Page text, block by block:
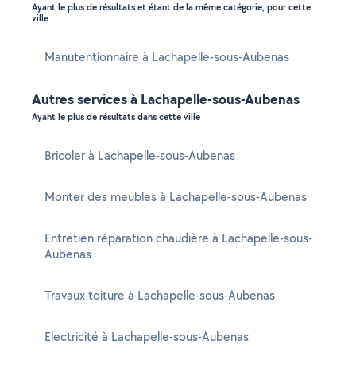
Ayant le plus de résultats et étant de la même catégorie, pour cette
ville
Manutentionnaire à Lachapelle-sous-Aubenas
Autres services à Lachapelle-sous-Aubenas
Ayant le plus de résultats dans cette ville
Bricoler à Lachapelle-sous-Aubenas
Monter des meubles à Lachapelle-sous-Aubenas
Entretien réparation chaudière à Lachapelle-sous-
Aubenas
Travaux toiture à Lachapelle-sous-Aubenas
Electricité à Lachapelle-sous-Aubenas